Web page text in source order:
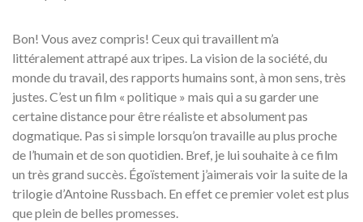
Bon! Vous avez compris! Ceux qui travaillent m’a
littéralement attrapé aux tripes. La vision de la société, du
monde du travail, des rapports humains sont, à mon sens, très
justes. C’est un film « politique » mais qui a su garder une
certaine distance pour être réaliste et absolument pas
dogmatique. Pas si simple lorsqu’on travaille au plus proche
de l’humain et de son quotidien. Bref, je lui souhaite à ce film
un très grand succès. Égoïstement j’aimerais voir la suite de la
trilogie d’Antoine Russbach. En effet ce premier volet est plus
que plein de belles promesses.